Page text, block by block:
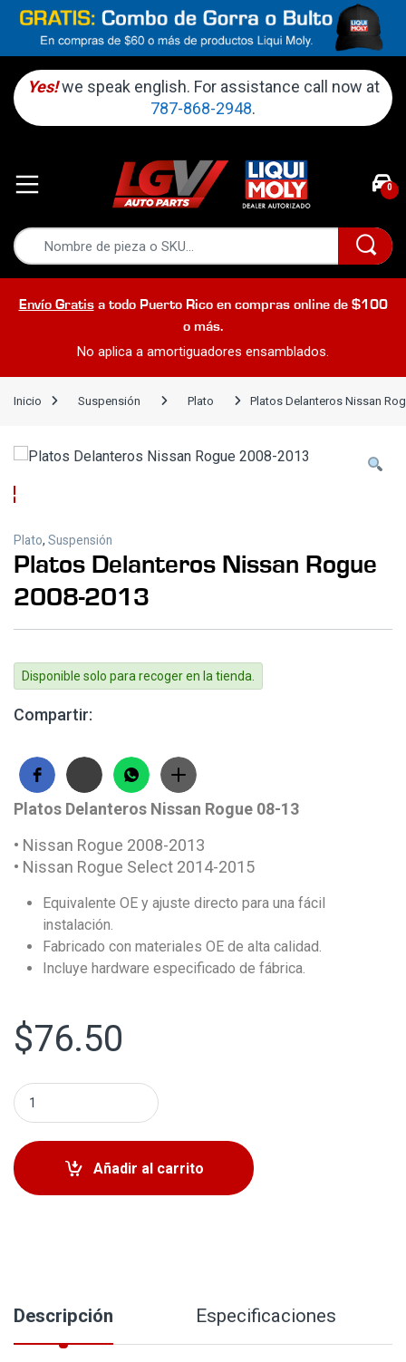
Yes! we speak english. For assistance call now at
787-868-2948.
0
Envío Gratisa todo Puerto Rico en compras online de $100
o más.
No aplica a amortiguadores ensamblados.
Inicio Suspensión Plato Platos Delanteros Nissan
Plato, Suspensión
Platos Delanteros Nissan Rogue
2008-2013
Disponible solo para recoger en la tienda.
Compartir:
Platos Delanteros Nissan Rogue 08-13
• Nissan Rogue 2008-2013
• Nissan Rogue Select 2014-2015
Equivalente OE y ajuste directo para una fácil
instalación.
Fabricado con materiales OE de alta calidad.
Incluye hardware especificado de fábrica.
$76.50
Platos Delanteros Nissan Rogue 2008-2013 quantity
Añadir al carrito
Descripción Especificaciones